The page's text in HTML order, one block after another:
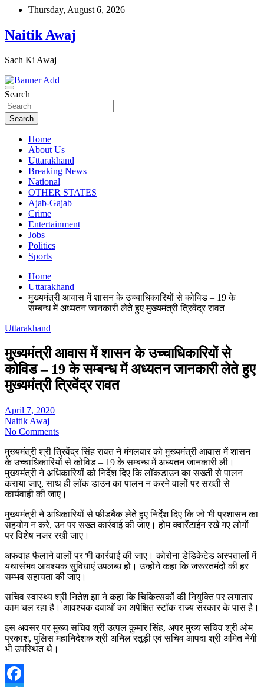
Skip
content
Thursday, August 6, 2026
Naitik Awaj
Sach Ki Awaj
Search
Search
Home
About Us
Uttarakhand
Breaking News
National
OTHER STATES
Ajab-Gajab
Crime
Entertainment
Jobs
Politics
Sports
Home
Uttarakhand
मुख्यमंत्री आवास में शासन के उच्चाधिकारियों से कोविड – 19 के
सम्बन्ध में अध्यतन जानकारी लेते हुए मुख्यमंत्री त्रिवेंद्र रावत
Uttarakhand
मुख्यमंत्री आवास में शासन के उच्चाधिकारियों से
कोविड – 19 के सम्बन्ध में अध्यतन जानकारी लेते हुए
मुख्यमंत्री त्रिवेंद्र रावत
April 7, 2020
Naitik Awaj
No Comments
मुख्यमंत्री श्री त्रिवेंद्र सिंह रावत ने मंगलवार को मुख्यमंत्री आवास में शासन
के उच्चाधिकारियों से कोविड – 19 के सम्बन्ध में अध्यतन जानकारी ली।
मुख्यमंत्री ने अधिकारियों को निर्देश दिए कि लॉकडाउन का सख्ती से पालन
कराया जाए, साथ ही लॉक डाउन का पालन न करने वालों पर सख्ती से
कार्यवाही की जाए।
मुख्यमंत्री ने अधिकारियों से फीडबैक लेते हुए निर्देश दिए कि जो भी प्रशासन का
सहयोग न करे, उन पर सख्त कार्रवाई की जाए। होम क्वारेंटाईन रखे गए लोगों
पर विशेष नजर रखी जाए।
अफवाह फैलाने वालों पर भी कार्रवाई की जाए। कोरोना डेडिकेटेड अस्पतालों में
यथासंभव आवश्यक सुविधाएं उपलब्ध हों। उन्होंने कहा कि जरूरतमंदों की हर
सम्भव सहायता की जाए।
सचिव स्वास्थ्य श्री नितेश झा ने कहा कि चिकित्सकों की नियुक्ति पर लगातार
काम चल रहा है। आवश्यक दवाओं का अपेक्षित स्टॉक राज्य सरकार के पास है।
इस अवसर पर मुख्य सचिव श्री उत्पल कुमार सिंह, अपर मुख्य सचिव श्री ओम
प्रकाश, पुलिस महानिदेशक श्री अनिल रतूड़ी एवं सचिव आपदा श्री अमित नेगी
भी उपस्थित थे।